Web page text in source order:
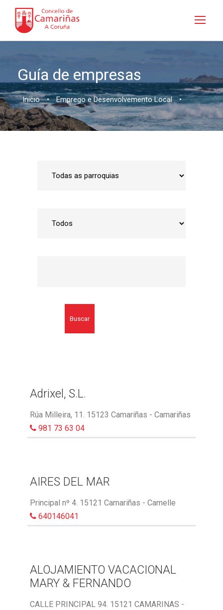
Guía de empresas
Inicio • Emprego e Desenvolvemento Local •
Buscar
Adrixel, S.L.
Rúa Milleira, 11. 15123 Camariñas - Camariñas
981 73 63 04
AIRES DEL MAR
Principal nº 4. 15121 Camariñas - Camelle
640146041
ALOJAMIENTO VACACIONAL
MARY & FERNANDO
CALLE PRINCIPAL 94. 15121 CAMARINAS -